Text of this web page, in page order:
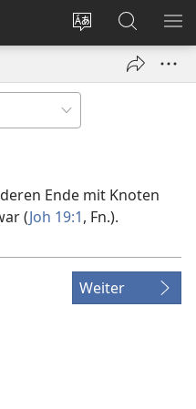
Websitesprache
ändern
Anmelden
(öffnet
Suche
Ende mit Knoten
(Joh 19:1, Fn.).
Weiter